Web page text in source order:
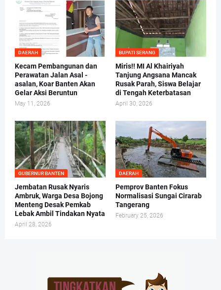
DAERAH
Kecam Pembangunan dan
Perawatan Jalan Asal -
asalan, Koar Banten Akan
Gelar Aksi Beruntun
May 11, 2026
BUPATI SERANG
Miris!! MI Al Khairiyah
Tanjung Angsana Mancak
Rusak Parah, Siswa Belajar
di Tengah Keterbatasan
April 30, 2026
GUBERNUR BANTEN
Jembatan Rusak Nyaris
Ambruk, Warga Desa Bojong
Menteng Desak Pemkab
Lebak Ambil Tindakan Nyata
April 28, 2026
DAERAH
Pemprov Banten Fokus
Normalisasi Sungai Cirarab
Tangerang
February 25, 2026